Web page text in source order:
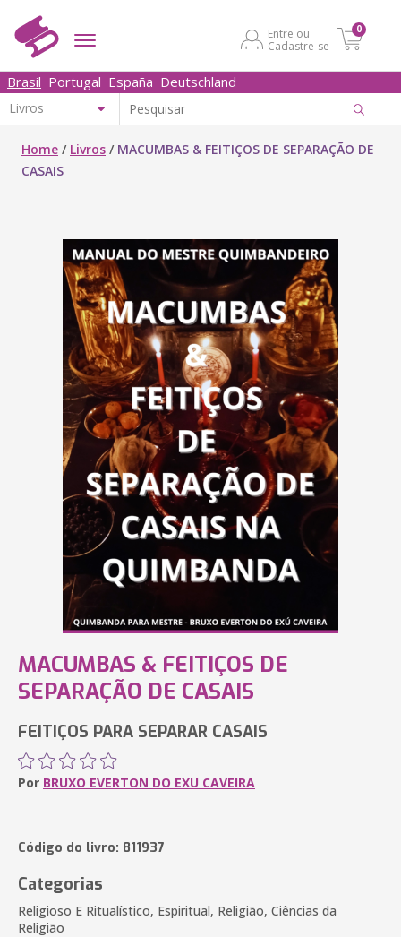
Entre ou
Cadastre-se
0
Brasil Portugal España Deutschland
Home / Livros / MACUMBAS & FEITIÇOS DE SEPARAÇÃO DE
CASAIS
MACUMBAS & FEITIÇOS DE
SEPARAÇÃO DE CASAIS
FEITIÇOS PARA SEPARAR CASAIS
Por BRUXO EVERTON DO EXU CAVEIRA
Código do livro: 811937
Categorias
Religioso E Ritualístico, Espiritual, Religião, Ciências da
Religião